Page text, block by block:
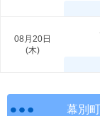
08月20日
(木)
幕別